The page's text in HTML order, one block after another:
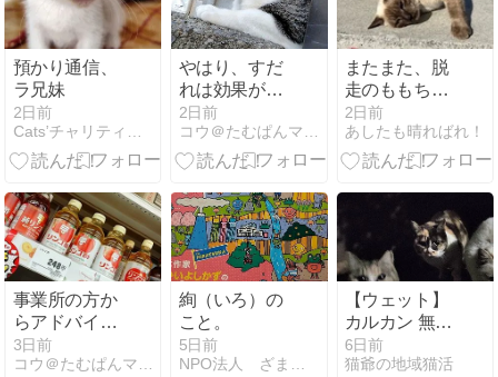
預かり通信、
ラ兄妹
2日前
Cats’チャリティー播磨 猫の保護活動＆TNR
やはり、すだ
れは効果があ
るのかも❔
2日前
コウ＠たむぱんマニアのマッタリ日記
またまた、脱
走のももちゃ
ん
2日前
あしたも晴ればれ！
事業所の方か
らアドバイス
リンゴ酢を❕❕
3日前
コウ＠たむぱんマニアのマッタリ日記
絢（いろ）の
こと。
5日前
NPO法人 ざま野良猫を増やさない会
【ウェット】
カルカン 無添
加 (令和8年8
月)
6日前
猫爺の地域猫活